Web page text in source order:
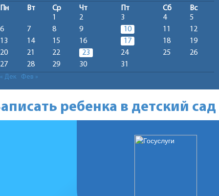
Пн Вт Ср Чт Пт Сб
Вс
1
2 3 4
5
6
7 8 9 10 11
12
13
14 15 16 17 18
19
20
21 22 23 24 25
26
27
28 29 30 31
« Дек Фев »
ребенка в детский сад